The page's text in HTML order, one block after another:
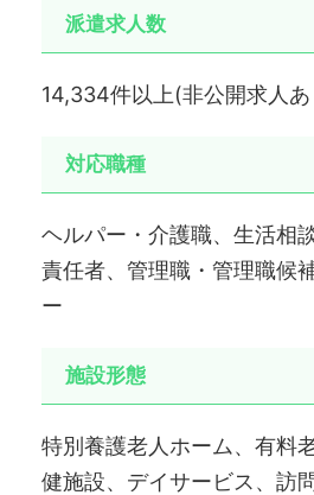
派遣求人数
14,334件以上(非公開求人あ
対応職種
ヘルパー・介護職、生活相
責任者、管理職・管理職候
ー
施設形態
特別養護老人ホーム、有料
健施設、デイサービス、訪